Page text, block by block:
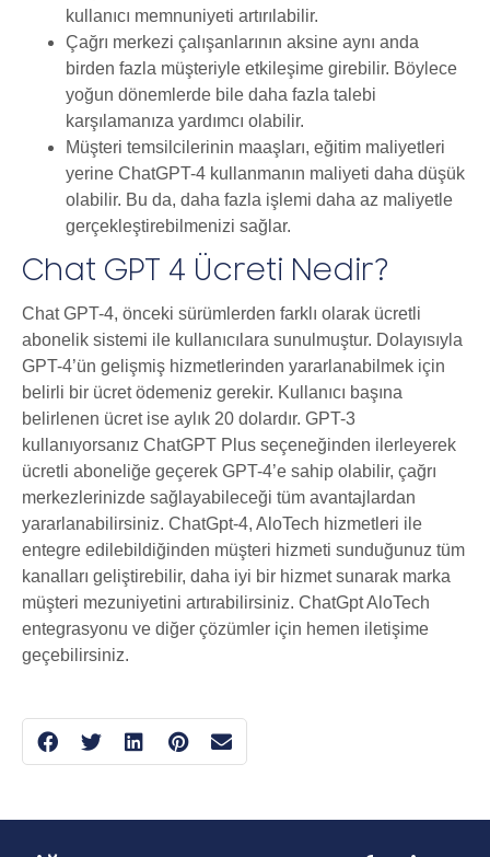
kullanıcı memnuniyeti artırılabilir.
Çağrı merkezi çalışanlarının aksine aynı anda
birden fazla müşteriyle etkileşime girebilir. Böylece
yoğun dönemlerde bile daha fazla talebi
karşılamanıza yardımcı olabilir.
Müşteri temsilcilerinin maaşları, eğitim maliyetleri
yerine ChatGPT-4 kullanmanın maliyeti daha düşük
olabilir. Bu da, daha fazla işlemi daha az maliyetle
gerçekleştirebilmenizi sağlar.
Chat GPT 4 Ücreti Nedir?
Chat GPT-4, önceki sürümlerden farklı olarak ücretli
abonelik sistemi ile kullanıcılara sunulmuştur. Dolayısıyla
GPT-4’ün gelişmiş hizmetlerinden yararlanabilmek için
belirli bir ücret ödemeniz gerekir. Kullanıcı başına
belirlenen ücret ise aylık 20 dolardır. GPT-3
kullanıyorsanız ChatGPT Plus seçeneğinden ilerleyerek
ücretli aboneliğe geçerek GPT-4’e sahip olabilir, çağrı
merkezlerinizde sağlayabileceği tüm avantajlardan
yararlanabilirsiniz. ChatGpt-4, AloTech hizmetleri ile
entegre edilebildiğinden müşteri hizmeti sunduğunuz tüm
kanalları geliştirebilir, daha iyi bir hizmet sunarak marka
müşteri mezuniyetini artırabilirsiniz. ChatGpt AloTech
entegrasyonu ve diğer çözümler için hemen iletişime
geçebilirsiniz.